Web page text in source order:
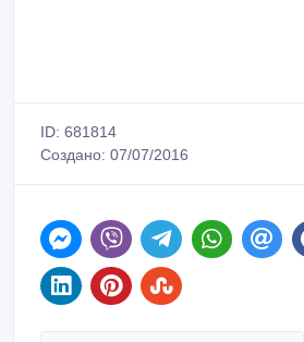
ID: 681814
Создано: 07/07/2016